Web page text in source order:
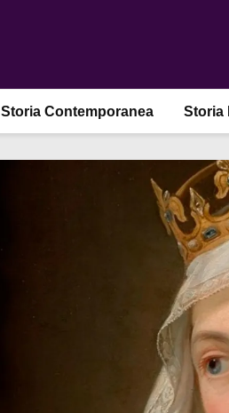
Storia Contemporanea Storia